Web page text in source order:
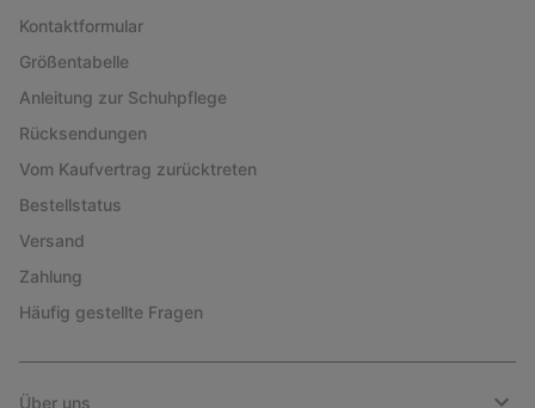
Kontaktformular
Größentabelle
Anleitung zur Schuhpflege
Rücksendungen
Vom Kaufvertrag zurücktreten
Bestellstatus
Versand
Zahlung
Häufig gestellte Fragen
Über uns